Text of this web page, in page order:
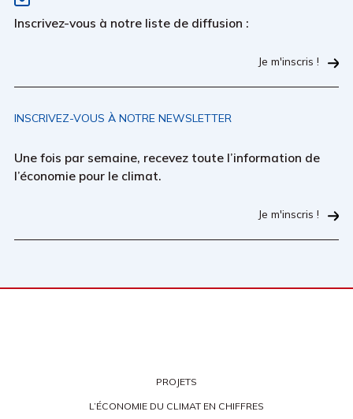
Inscrivez-vous à notre liste de diffusion :
Je m'inscris !
INSCRIVEZ-VOUS À NOTRE NEWSLETTER
Une fois par semaine, recevez toute l’information de
l’économie pour le climat.
Je m'inscris !
PROJETS
L’ÉCONOMIE DU CLIMAT EN CHIFFRES